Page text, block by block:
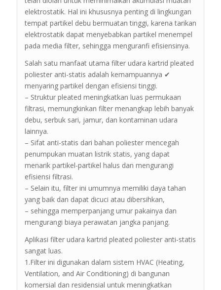
elektrostatik. Hal ini khususnya penting di lingkungan
tempat partikel debu bermuatan tinggi, karena tarikan
elektrostatik dapat menyebabkan partikel menempel
pada media filter, sehingga menguranfi efisiensinya.
Salah satu manfaat utama filter udara kartrid pleated
poliester anti-statis adalah kemampuannya ✔
menyaring partikel dengan efisiensi tinggi.
– Struktur pleated meningkatkan luas permukaan
filtrasi, memungkinkan filter menangkap lebih banyak
debu, serbuk sari, jamur, dan kontaminan udara
lainnya.
– Sifat anti-statis dari bahan poliester mencegah
penumpukan muatan listrik statis, yang dapat
menarik partikel-partikel halus dan mengurangi
efisiensi filtrasi.
– Selain itu, filter ini umumnya memiliki daya tahan
yang baik dan dapat dicuci atau dibersihkan,
– sehingga memperpanjang umur pakainya dan
mengurangi biaya perawatan jangka panjang.
Aplikasi filter udara kartrid pleated poliester anti-statis
sangat luas.
1.Filter ini digunakan dalam sistem HVAC (Heating,
Ventilation, and Air Conditioning) di bangunan
komersial dan residensial untuk meningkatkan